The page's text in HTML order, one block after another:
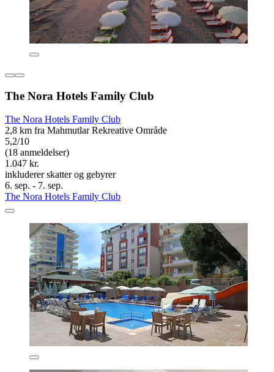
The Nora Hotels Family Club
The Nora Hotels Family Club
2,8 km fra Mahmutlar Rekreative Område
5,2/10
(18 anmeldelser)
1.047 kr.
inkluderer skatter og gebyrer
6. sep. - 7. sep.
The Nora Hotels Family Club